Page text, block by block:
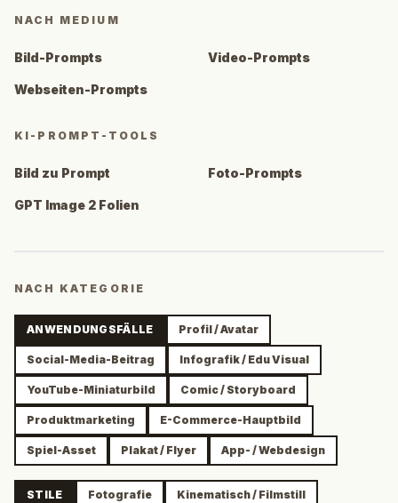
NACH MEDIUM
Bild-Prompts Video-Prompts
Webseiten-Prompts
KI-PROMPT-TOOLS
Bild zu Prompt Foto-Prompts
GPT Image 2 Folien
NACH KATEGORIE
ANWENDUNGSFÄLLE Profil / Avatar
Social-Media-Beitrag Infografik / Edu Visual
YouTube-Miniaturbild Comic / Storyboard
Produktmarketing E-Commerce-Hauptbild
Spiel-Asset Plakat / Flyer App- / Webdesign
STILE Fotografie Kinematisch / Filmstill